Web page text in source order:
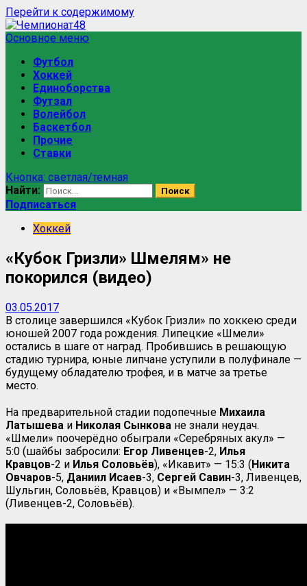
Перейти к содержимому
Основное меню
Футбол
Хоккей
Единоборства
Футзал
Волейбол
Баскетбол
Прочие
Ставки
Кнопка: светлая/темная
Найти:
Подписаться
Хоккей
«Кубок Гризли» Шмелям» не
покорился (видео)
03.05.2017
В столице завершился «Кубок Гризли» по хоккею среди
юношей 2007 года рождения. Липецкие «Шмели»
остались в шаге от наград. Пробившись в решающую
стадию турнира, юные липчане уступили в полуфинале —
будущему обладателю трофея, и в матче за третье
место.
На предварительной стадии подопечные Михаила
Латышева и Николая Сынкова не знали неудач.
«Шмели» поочерёдно обыграли «Серебряных акул» —
5:0 (шайбы забросили: Егор Ливенцев-2, Илья
Кравцов-2 и Илья Соловьёв), «Икавит» — 15:3 (Никита
Овчаров-5, Даниил Исаев-3, Сергей Савин-3, Ливенцев,
Шульгин, Соловьёв, Кравцов) и «Вымпел» — 3:2
(Ливенцев-2, Соловьёв).